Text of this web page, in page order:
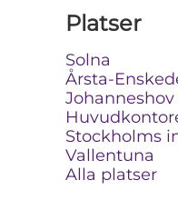
Platser
Solna
Årsta-
Stockholms
Vallentuna
Alla platser